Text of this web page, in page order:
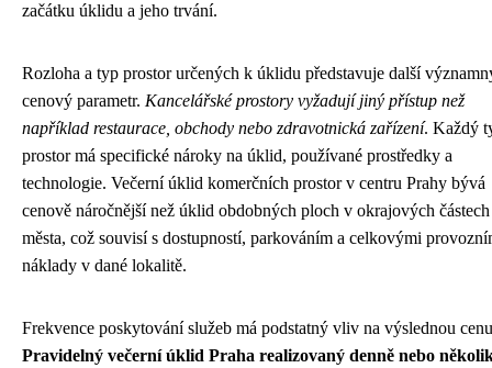
začátku úklidu a jeho trvání.
Rozloha a typ prostor určených k úklidu představuje další
cenový parametr. Kancelářské prostory vyžadují jiný přístup než
například restaurace, obchody nebo zdravotnická zařízení. Každý
prostor má specifické nároky na úklid, používané prostředky a
technologie. Večerní úklid komerčních prostor v centru Prahy bývá
cenově náročnější než úklid obdobných ploch v okrajových částech
města, což souvisí s dostupností, parkováním a celkovými
náklady v dané lokalitě.
Frekvence poskytování služeb má podstatný vliv na výslednou
Pravidelný večerní úklid Praha realizovaný denně nebo